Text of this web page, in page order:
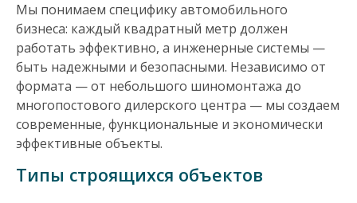
и
я
Мы понимаем специфику автомобильного
бизнеса: каждый квадратный метр должен
работать эффективно, а инженерные системы —
быть надежными и безопасными. Независимо от
формата — от небольшого шиномонтажа до
многопостового дилерского центра — мы создаем
современные, функциональные и экономически
эффективные объекты.
Типы строящихся объектов